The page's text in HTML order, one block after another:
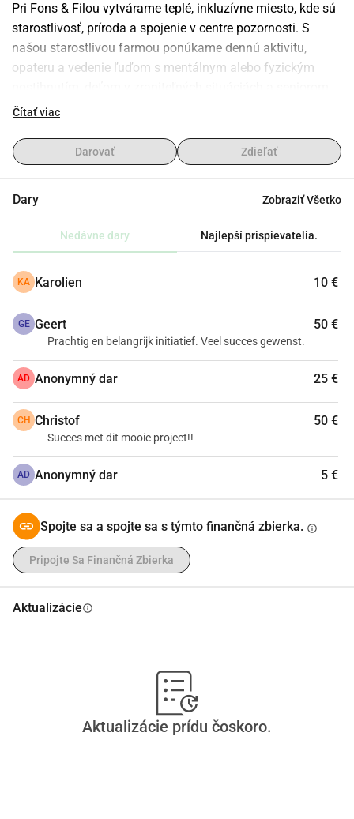
Pri Fons & Filou vytvárame teplé, inkluzívne miesto, kde sú
starostlivosť, príroda a spojenie v centre pozornosti. S
našou starostlivou farmou ponúkame dennú aktivitu,
opateru a vedenie ľuďom s mentálnym alebo fyzickým
Okrem toho poskytujeme núdzovým zvieratám láskyplný
účastníci spoločne rastú a kvitnú.
Tvoja podpora nám pomáha:
starostlivosť.
• Vytvoriť miesto, kde ľudia opäť nájdu nádej, pokoj a
štruktúru.
Každý príspevok, veľký alebo malý, nás približuje k našej
misii: vybudovať starostlivú komunitu, kde je každý vítaný.
Spoločne robíme rozdiel!
Pomôž nám budovať Fons & Filou a podporte nás dnes!
Čítať viac
Darovať Zdieľať
Dary Zobraziť Všetko
Nedávne dary Najlepší prispievatelia.
KA Karolien 10 €
GE Geert 50 €
Prachtig en belangrijk initiatief. Veel succes gewenst.
AD Anonymný dar 25 €
CH Christof 50 €
Succes met dit mooie project!!
AD Anonymný dar 5 €
Spojte sa a spojte sa s týmto finančná zbierka. info
Pripojte Sa Finančná Zbierka
Aktualizácieinfo
Aktualizácie prídu čoskoro.